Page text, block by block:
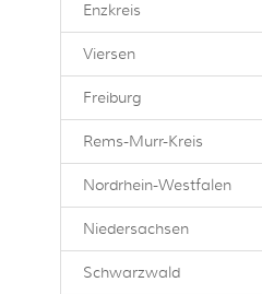
Enzkreis
Viersen
Freiburg
Rems-Murr-Kreis
Nordrhein-Westfalen
Niedersachsen
Schwarzwald